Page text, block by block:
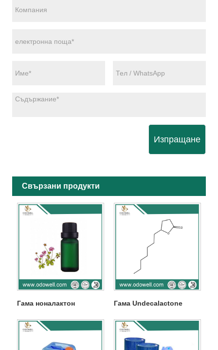
Изпращане
Свързани продукти
Гама ноналактон Гама Undecalactone